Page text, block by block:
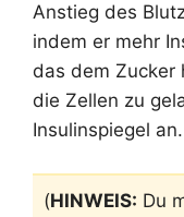
Anstieg des
indem er mehr
das dem Zucker
die Zellen zu
Insulinspiegel an.
(HINWEIS: Du